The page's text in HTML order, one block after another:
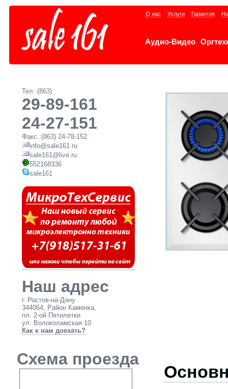
О нас Услуги Гарантия
Аудио-Видео
Тел.:(863)
29-89-161
24-27-151
Факс.:(863) 24-78-152
info@sale161.ru
sale161@live.ru
552168336
sale161
Наш адрес
г. Ростов-на-Дону
344064, Район Каменка,
пл. 2-ой Пятилетки
ул. Волоколамская 10
Как к нам доехать?
Схема проезда